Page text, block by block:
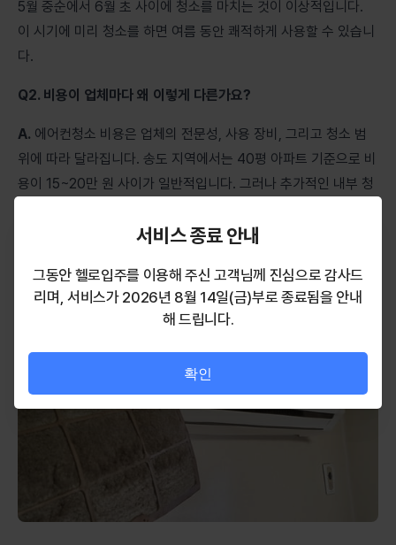
5월 중순에서 6월 초 사이에 청소를 마치는 것이 이상적입니다.
이 시기에 미리 청소를 하면 여름 동안 쾌적하게 사용할 수 있습니
다.
Q2. 비용이 업체마다 왜 이렇게 다른가요?
A. 에어컨청소 비용은 업체의 전문성, 사용 장비, 그리고 청소 범
위에 따라 달라집니다. 송도 지역에서는 40평 아파트 기준으로 비
용이 15~20만 원 사이가 일반적입니다. 그러나 추가적인 내부 청
Q3. 특별히 주의해야 할 점이 있나요?
서비스 종료 안내
그동안 헬로입주를 이용해 주신 고객님께 진심으로 감사드
리며, 서비스가 2026년 8월 14일(금)부로 종료됨을 안내
해 드립니다.
확인